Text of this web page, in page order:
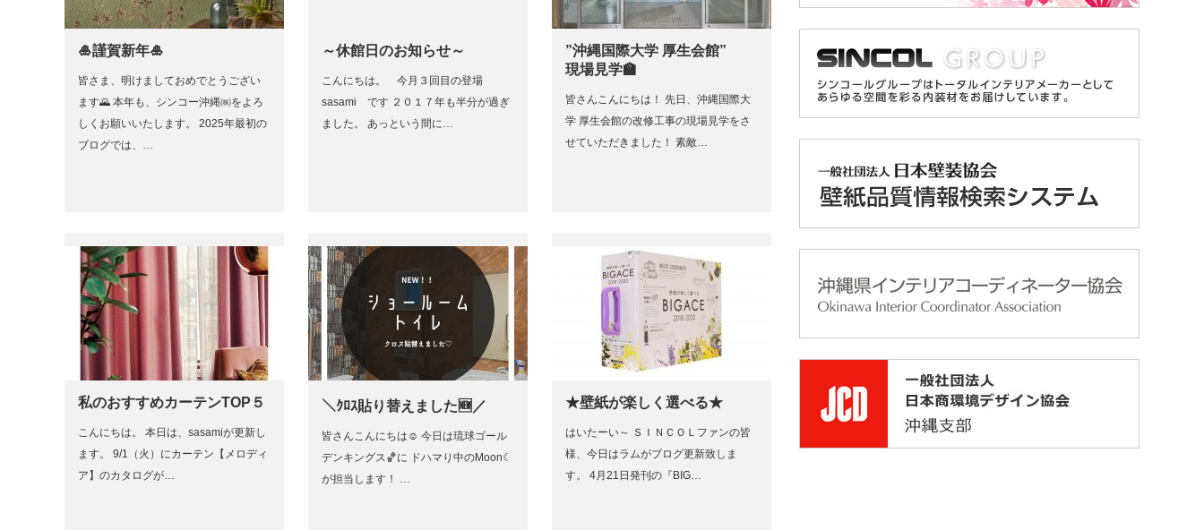
🎍謹賀新年🎍
皆さま、明けましておめでとうござい
ます🌄 本年も、シンコー沖縄㈱をよろ
しくお願いいたします。 2025年最初の
ブログでは、…
～休館日のお知らせ～
こんにちは。 今月３回目の登場
sasami です ２０１７年も半分が過ぎ
ました。 あっという間に…
”沖縄国際大学 厚生会館”
現場見学🏫
皆さんこんにちは！ 先日、沖縄国際大
学 厚生会館の改修工事の現場見学をさ
せていただきました！ 素敵…
私のおすすめカーテンTOP５
こんにちは。 本日は、sasamiが更新し
ます。 9/1（火）にカーテン【メロディ
ア】のカタログが…
＼ｸﾛｽ貼り替えました🆕／
皆さんこんにちは☺︎ 今日は琉球ゴール
デンキングス🏀に ドハマり中のMoon☾
が担当します！ …
★壁紙が楽しく選べる★
はいたーい～ ＳＩＮＣＯＬファンの皆
様、今日はラムがブログ更新致しま
す。 4月21日発刊の『BIG…